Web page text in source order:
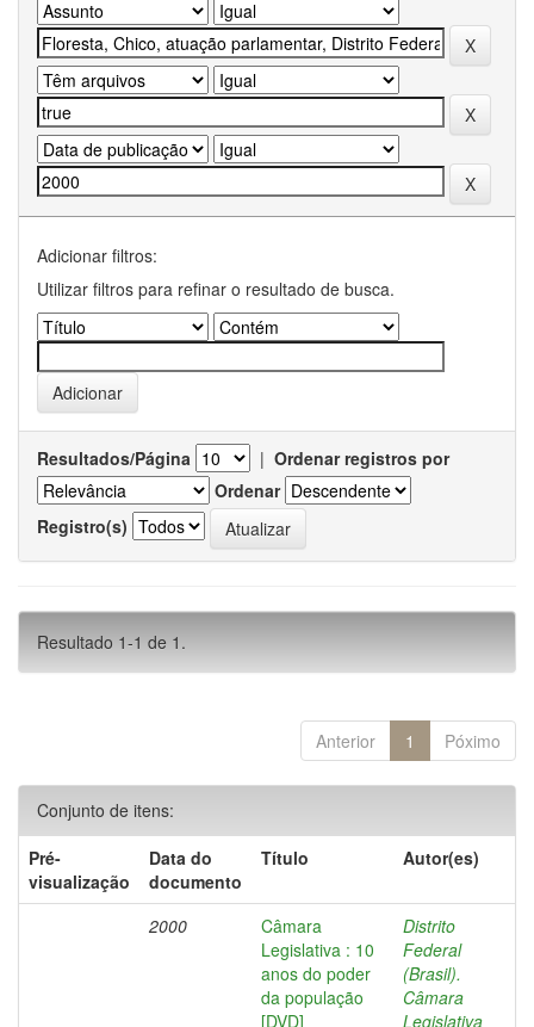
Adicionar filtros:
Utilizar filtros para refinar o resultado de busca.
Resultados/Página | Ordenar registros por
Ordenar
Registro(s)
Resultado 1-1 de 1.
Anterior 1 Póximo
Conjunto de itens:
Pré-
visualização
Data do
documento
Título Autor(es)
2000
Câmara
Legislativa : 10
anos do poder
da população
[DVD]
Distrito
Federal
(Brasil).
Câmara
Legislativa